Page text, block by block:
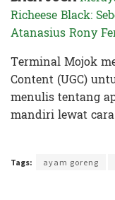
Richeese Black:
Atanasius Rony
Terminal Mojok
Content (UGC)
menulis tentang
mandiri lewat cara
Tags: ayam goreng